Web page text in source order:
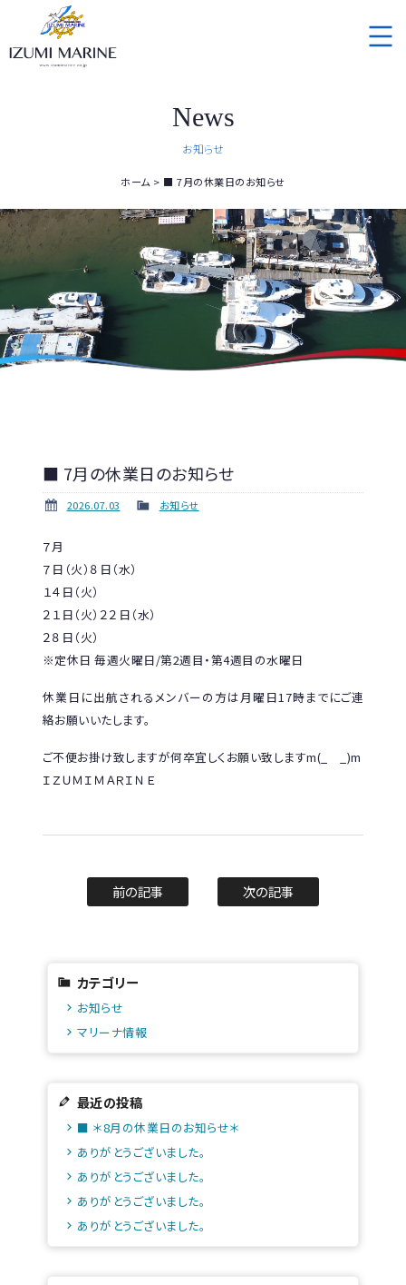
News
お知らせ
ホーム ■ 7月の休業日のお知らせ
■ 7月の休業日のお知らせ
2026.07.03 お知らせ
７月
７日（火）８日（水）
１４日（火）
２１日（火）２２日（水）
２８日（火）
※定休日 毎週火曜日/第2週目・第4週目の水曜日
休業日に出航されるメンバーの方は月曜日17時までにご連
絡お願いいたします。
ご不便お掛け致しますが何卒宜しくお願い致しますm(_ _)m
ＩＺＵＭＩＭＡＲＩＮＥ
前の記事 次の記事
カテゴリー
お知らせ
マリーナ情報
最近の投稿
■ ＊8月の休業日のお知らせ＊
ありがとうございました。
ありがとうございました。
ありがとうございました。
ありがとうございました。